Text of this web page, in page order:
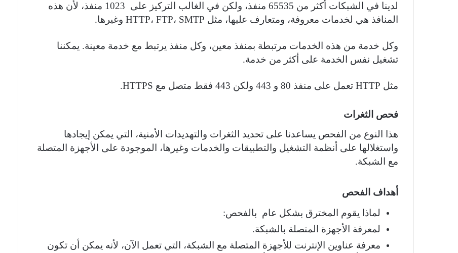
لدينا في الشبكات أكثر من 65535 منفذ، ولكن في الغالب التركيز على 1023 منفذ، لأن هذه
المنافذ هي لخدمات معروفة، ومتعارف عليها، مثل
HTTP، FTP، SMTP وغيرها.
وكل خدمة من هذه الخدمات مرتبطة بمنفذ معين، وكل منفذ يرتبط مع خدمة معينة. يمكننا
تشغيل نفس الخدمة على أكثر من خدمة.
مثل HTTP تعمل على منفذ 80 و 443 ولكن 443 فقط متصل مع HTTPS
.
فحص الثغرات
هذا النوع من الفحص يساعدنا على تحديد الثغرات والتهديدات الأمنية، التي يمكن إيجادها
واستغلالها على أنظمة التشغيل والتطبيقات والخدمات وغيرها، الموجودة على الأجهزة المتصلة
مع الشبكة.
أهداف الفحص
لماذا يقوم المخترق بشكل عام بالفحص:
لمعرفة الأجهزة المتصلة بالشبكة.
معرفة عناوين الإنترنت للأجهزة المتصلة مع الشبكة، التي تعمل الآن، لأنه يمكن أن تكون